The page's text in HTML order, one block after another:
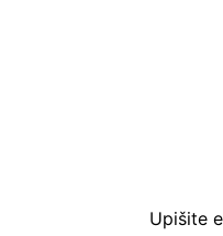
Upišite